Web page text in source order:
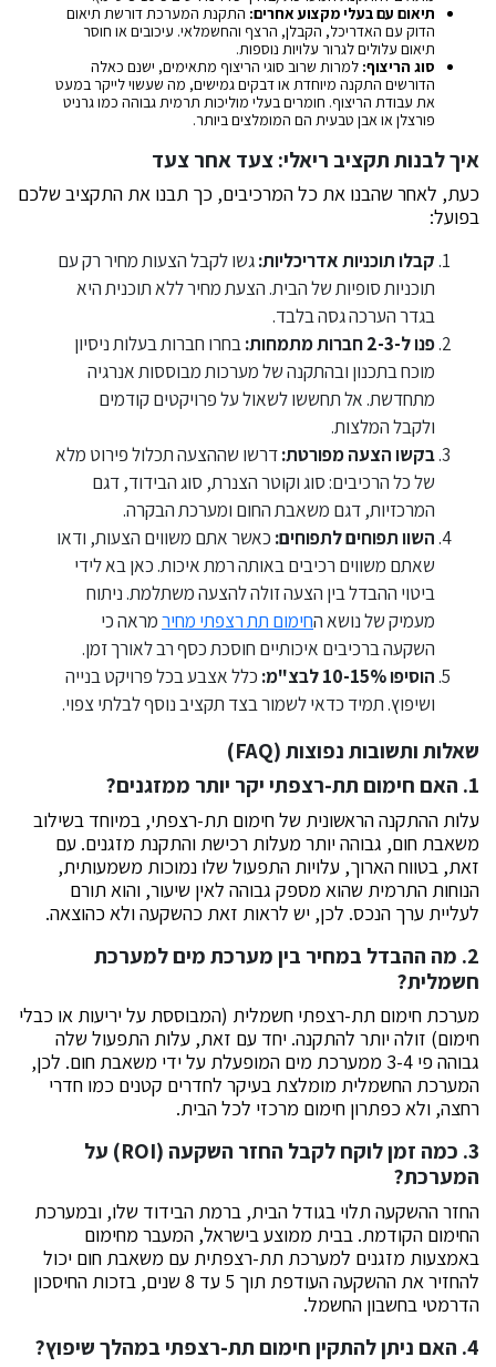
תיאום עם בעלי מקצוע אחרים:התקנת המערכת דורשת תיאום
הדוק עם האדריכל, הקבלן, הרצף והחשמלאי. עיכובים או חוסר
תיאום עלולים לגרור עלויות נוספות.
סוג הריצוף:למרות שרוב סוגי הריצוף מתאימים, ישנם כאלה
הדורשים התקנה מיוחדת או דבקים גמישים, מה שעשוי לייקר במעט
את עבודת הריצוף. חומרים בעלי מוליכות תרמית גבוהה כמו גרניט
פורצלן או אבן טבעית הם המומלצים ביותר.
איך לבנות תקציב ריאלי: צעד אחר צעד
כעת, לאחר שהבנו את כל המרכיבים, כך תבנו את התקציב שלכם
בפועל:
קבלו תוכניות אדריכליות:גשו לקבל הצעות מחיר רק עם
תוכניות סופיות של הבית. הצעת מחיר ללא תוכנית היא
בגדר הערכה גסה בלבד.
פנו ל-2-3 חברות מתמחות:
בחרו חברות בעלות ניסיון
מוכח בתכנון ובהתקנה של מערכות מבוססות אנרגיה
מתחדשת. אל תחששו לשאול על פרויקטים קודמים
ולקבל המלצות.
בקשו הצעה מפורטת:דרשו שההצעה תכלול פירוט מלא
של כל הרכיבים: סוג וקוטר הצנרת, סוג הבידוד, דגם
המרכזיות, דגם משאבת החום ומערכת הבקרה.
השוו תפוחים לתפוחים:כאשר אתם משווים הצעות, ודאו
שאתם משווים רכיבים באותה רמת איכות. כאן בא לידי
ביטוי ההבדל בין הצעה זולה להצעה משתלמת. ניתוח
מעמיק של נושא החימום תת רצפתי מחירמראה כי
השקעה ברכיבים איכותיים חוסכת כסף רב לאורך זמן.
הוסיפו 10-15% לבצ"מ:
כלל אצבע בכל פרויקט בנייה
ושיפוץ. תמיד כדאי לשמור בצד תקציב נוסף לבלתי צפוי.
שאלות ותשובות נפוצות (FAQ)
1. האם חימום תת-רצפתי יקר יותר ממזגנים?
עלות ההתקנה הראשונית של חימום תת-רצפתי, במיוחד בשילוב
משאבת חום, גבוהה יותר מעלות רכישת והתקנת מזגנים. עם
זאת, בטווח הארוך, עלויות התפעול שלו נמוכות משמעותית,
הנוחות התרמית שהוא מספק גבוהה לאין שיעור, והוא תורם
לעליית ערך הנכס. לכן, יש לראות זאת כהשקעה ולא כהוצאה.
2. מה ההבדל במחיר בין מערכת מים למערכת
חשמלית?
מערכת חימום תת-רצפתי חשמלית (המבוססת על יריעות או כבלי
חימום) זולה יותר להתקנה. יחד עם זאת, עלות התפעול שלה
גבוהה פי 3-4 ממערכת מים המופעלת על ידי משאבת חום. לכן,
המערכת החשמלית מומלצת בעיקר לחדרים קטנים כמו חדרי
רחצה, ולא כפתרון חימום מרכזי לכל הבית.
3. כמה זמן לוקח לקבל החזר השקעה (ROI) על
המערכת?
החזר ההשקעה תלוי בגודל הבית, ברמת הבידוד שלו, ובמערכת
החימום הקודמת. בבית ממוצע בישראל, המעבר מחימום
באמצעות מזגנים למערכת תת-רצפתית עם משאבת חום יכול
להחזיר את ההשקעה העודפת תוך 5 עד 8 שנים, בזכות החיסכון
הדרמטי בחשבון החשמל.
4. האם ניתן להתקין חימום תת-רצפתי במהלך שיפוץ?